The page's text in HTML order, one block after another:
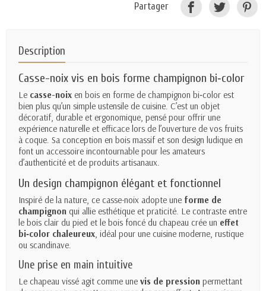
Partager
Description
Casse-noix vis en bois forme champignon bi‑color
Le casse-noix en bois en forme de champignon bi‑color est
bien plus qu’un simple ustensile de cuisine. C’est un objet
décoratif, durable et ergonomique, pensé pour offrir une
expérience naturelle et efficace lors de l’ouverture de vos fruits
à coque. Sa conception en bois massif et son design ludique en
font un accessoire incontournable pour les amateurs
d’authenticité et de produits artisanaux.
Un design champignon élégant et fonctionnel
Inspiré de la nature, ce casse-noix adopte une forme de
champignon qui allie esthétique et praticité. Le contraste entre
le bois clair du pied et le bois foncé du chapeau crée un effet
bi‑color chaleureux , idéal pour une cuisine moderne, rustique
ou scandinave.
Une prise en main intuitive
Le chapeau vissé agit comme une vis de pression permettant